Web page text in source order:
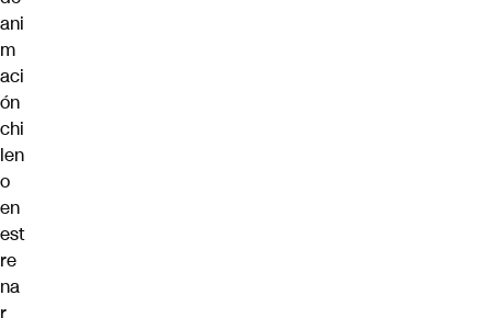
ani
m
aci
ón
chi
len
o
en
est
re
na
r